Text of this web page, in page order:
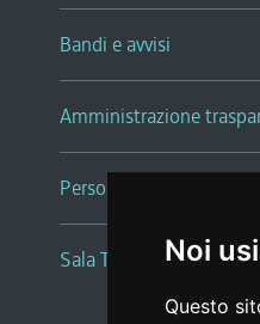
Noi
Questo
Bandi e avvisi
Amministrazione
Persone e Uffici
Sala Tiziano Tessitori